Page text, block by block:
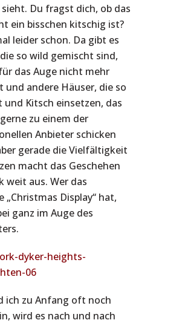
Du fragst dich, ob das
ein bisschen kitschig ist?
leider schon. Da gibt es
so wild gemischt sind,
das Auge nicht mehr
und andere Häuser, die so
und Kitsch einsetzen, das
zu einem der
Anbieter schicken
gerade die Vielfältigkeit
macht das Geschehen
weit aus. Wer das
„Christmas Display“ hat,
ganz im Auge des
ich zu Anfang oft noch
wird es nach und nach